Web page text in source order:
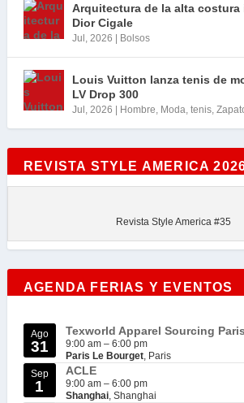
Arquitectura de la alta
Dior Cigale
Jul, 2026 Bolsos
Louis Vuitton lanza tenis de
LV Drop 300
Jul, 2026 Hombre, Moda, tenis,
REVISTA STYLE AMERICA
Revista Style America #35
AGENDA FERIAS Y EVENTOS
Ago
31
Texworld Apparel Sourcing Paris
9:00 am – 6:00 pm
Paris Le Bourget, Paris
Sep
1
ACLE
9:00 am – 6:00 pm
Shanghai, Shanghai